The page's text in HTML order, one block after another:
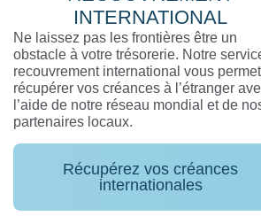
CLIENTS
Prenez une longueur
impayés avec notre
votre portefeuille clients.
à identifier les clients à
en place des stratégies de
protéger vos revenus futurs.
Sécurisez vos